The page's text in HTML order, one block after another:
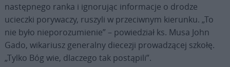
następnego ranka i ignorując informacje o drodze
ucieczki porywaczy, ruszyli w przeciwnym kierunku. „To
nie było nieporozumienie” – powiedział ks. Musa John
Gado, wikariusz generalny diecezji prowadzącej szkołę.
„Tylko Bóg wie, dlaczego tak postąpili”.